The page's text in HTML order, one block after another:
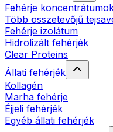
Fehérje
Több összetevőjű
Fehérje izolátum
Hidrolizált fehérjék
Clear Proteins
Állati fehérjék
Kollagén
Marha fehérje
Éjjeli fehérjék
Egyéb állati fehérjék